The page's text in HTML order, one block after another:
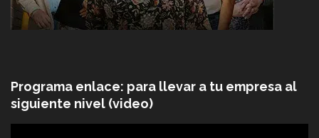
Programa enlace: para llevar a tu empresa al
siguiente nivel (video)